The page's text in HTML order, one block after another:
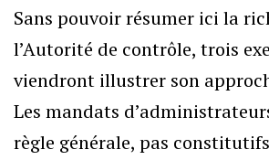
Sans pouvoir résumer ici la
l’Autorité de contrôle, trois
viendront illustrer son
Les mandats
règle générale, pas